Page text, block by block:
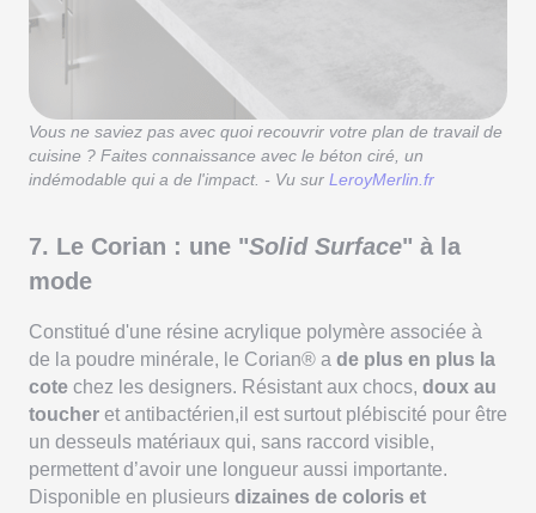
Vous ne saviez pas avec quoi recouvrir votre plan de travail de
cuisine ? Faites connaissance avec le béton ciré, un
indémodable qui a de l'impact. - Vu sur LeroyMerlin.fr
7. Le Corian : une "Solid Surface" à la
mode
Constitué d'une résine acrylique polymère associée à
de la poudre minérale, le Corian® a de plus en plus la
cote chez les designers. Résistant aux chocs, doux au
toucher et antibactérien,il est surtout plébiscité pour être
un desseuls matériaux qui, sans raccord visible,
permettent d’avoir une longueur aussi importante.
Disponible en plusieurs dizaines de coloris et